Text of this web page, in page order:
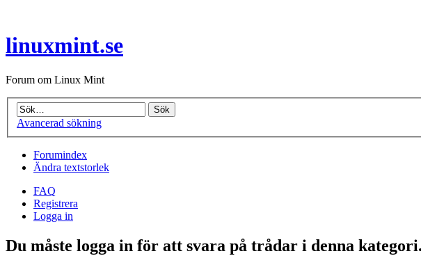
linuxmint.se
Forum om Linux Mint
Avancerad sökning
Forumindex
Ändra textstorlek
FAQ
Registrera
Logga in
Du måste logga in för att svara på trådar i denna kategori.